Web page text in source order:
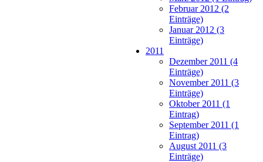
Februar 2012 (2
Einträge)
Januar 2012 (3
Einträge)
2011
Dezember 2011 (4
Einträge)
November 2011 (3
Einträge)
Oktober 2011 (1
Eintrag)
September 2011 (1
Eintrag)
August 2011 (3
Einträge)